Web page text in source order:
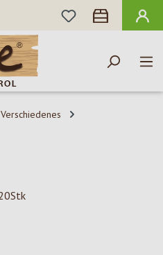
DU HAST 0
Verschiedenes